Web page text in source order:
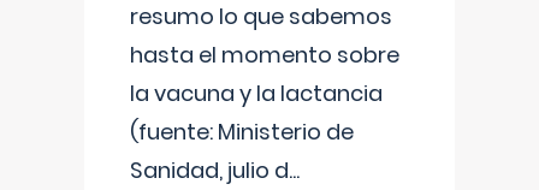
resumo lo que sabemos
hasta el momento sobre
la vacuna y la lactancia
(fuente: Ministerio de
Sanidad, julio d...